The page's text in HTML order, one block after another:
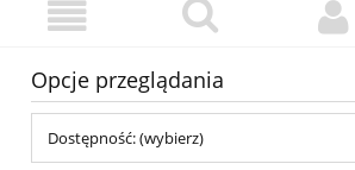
Opcje przeglądania
Dostępność: (wybierz)